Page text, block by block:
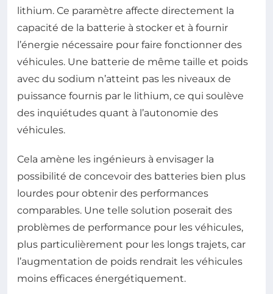
lithium. Ce paramètre affecte directement la
capacité de la batterie à stocker et à fournir
l’énergie nécessaire pour faire fonctionner des
véhicules. Une batterie de même taille et poids
avec du sodium n’atteint pas les niveaux de
puissance fournis par le lithium, ce qui soulève
des inquiétudes quant à l’autonomie des
véhicules.
Cela amène les ingénieurs à envisager la
possibilité de concevoir des batteries bien plus
lourdes pour obtenir des performances
comparables. Une telle solution poserait des
problèmes de performance pour les véhicules,
plus particulièrement pour les longs trajets, car
l’augmentation de poids rendrait les véhicules
moins efficaces énergétiquement.